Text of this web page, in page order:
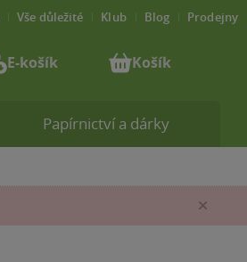
Papírnictví a dárky
Vše důležité Klub Blog Prodejny
E-košík Košík